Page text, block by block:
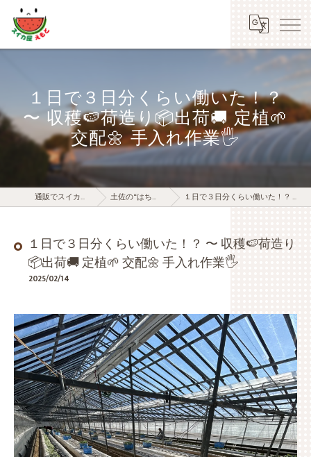
１日で３日分くらい働いた！？
〜 収穫🍉荷造り📦出荷🚚 定植🌱
交配🌼 手入れ作業🖐️
通販でスイカを1年中お届けする江本農園 土佐の“はちきん”スイカ屋の女房ブログ １日で３日分くらい働いた！？ 〜 収穫🍉荷造り📦出荷🚚 定植🌱 交配🌼 手入れ作業🖐️
１日で３日分くらい働いた！？ 〜 収穫🍉荷造り
📦出荷🚚 定植🌱 交配🌼 手入れ作業🖐️
2025/02/14